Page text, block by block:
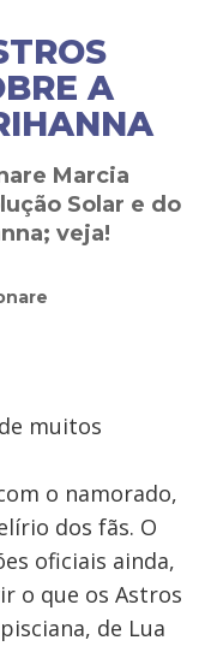
A
Marcia
Solar e do
veja!
muitos
o namorado,
dos fãs. O
oficiais ainda,
o que os Astros
de Lua